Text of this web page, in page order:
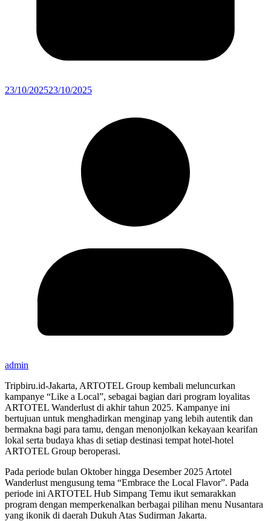
23/10/202523/10/2025
admin
Tripbiru.id-Jakarta, ARTOTEL Group kembali meluncurkan
kampanye “Like a Local”, sebagai bagian dari program loyalitas
ARTOTEL Wanderlust di akhir tahun 2025. Kampanye ini
bertujuan untuk menghadirkan menginap yang lebih autentik dan
bermakna bagi para tamu, dengan menonjolkan kekayaan kearifan
lokal serta budaya khas di setiap destinasi tempat hotel-hotel
ARTOTEL Group beroperasi.
Pada periode bulan Oktober hingga Desember 2025 Artotel
Wanderlust mengusung tema “Embrace the Local Flavor”. Pada
periode ini ARTOTEL Hub Simpang Temu ikut semarakkan
program dengan memperkenalkan berbagai pilihan menu Nusantara
yang ikonik di daerah Dukuh Atas Sudirman Jakarta.